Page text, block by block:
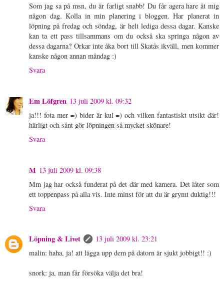
Som jag sa på msn, du är farligt snabb! Du får agera hare åt mig
någon dag. Kolla in min planering i bloggen. Har planerat in
löpning på fredag och söndag, är helt lediga dessa dagar. Kanske
kan ta ett pass tillsammans om du också ska springa någon av
dessa dagarna? Orkar inte åka bort till Skatås ikväll, men kommer
kanske någon annan måndag :)
Svara
Em Löfgren 13 juli 2009 kl. 09:32
ja!!! fota mer =) bider är kul =) och vilken fantastiskt utsikt där!
härligt och sånt gör löpningen så mycket skönare!
Svara
M 13 juli 2009 kl. 09:38
Mm jag har också funderat på det där med kamera. Det låter som
ett toppenpass på alla vis. Inte minst för att du är grymt duktig!!!
Svara
Löpning & Livet
13 juli 2009 kl. 23:21
malin: haha, ja! att lägga upp dem på datorn är sjukt jobbigt!! :)
snork: ja, man får försöka välja det bra!